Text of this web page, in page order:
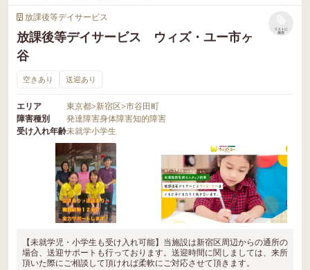
放課後等デイサービス
放課後等デイサービス ウィズ・ユー市ヶ
谷
リストに
保存
空きあり 送迎あり
エリア 東京都>新宿区>市谷田町
障害種別
発達障害身体障害知的障害
受け入れ年齢未就学小学生
【未就学児・小学生も受け入れ可能】当施設は新宿区周辺からの通所の
場合、送迎サポートも行っております。送迎時間に関しましては、来所
頂いた際にご相談して頂ければ柔軟にご対応させて頂きます。